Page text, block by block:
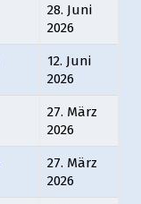
28. Juni
2026
12. Juni
2026
27. März
2026
27. März
2026